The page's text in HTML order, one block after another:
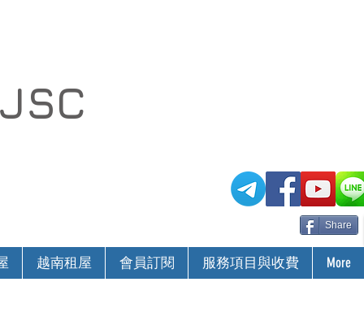
Share
越南租屋 會員訂閱 服務項目與收費 More